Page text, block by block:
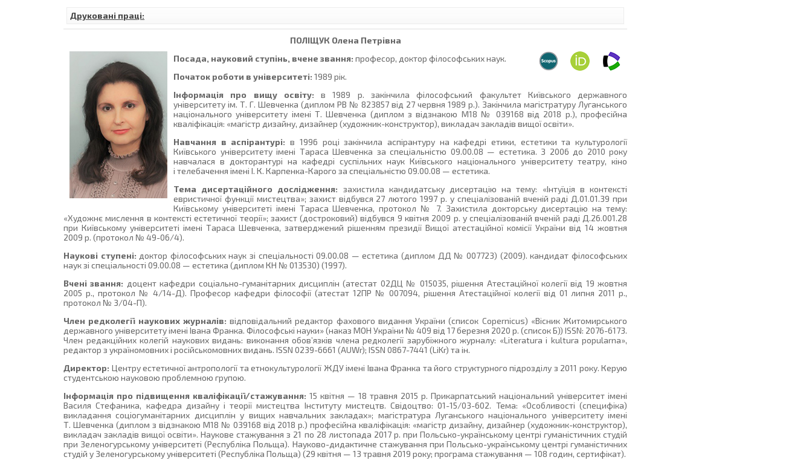
Друковані праці:
ПОЛІЩУК Олена Петрівна
Посада, науковий ступінь, вчене звання: професор, доктор філософських наук.
Початок роботи в університеті: 1989 рік.
Інформація про вищу освіту: в 1989 р. закінчила філософський факультет Київського державного
університету ім. Т. Г. Шевченка (диплом РВ № 823857 від 27 червня 1989 р.). Закінчила магістратуру Луганського
національного університету імені Т. Шевченка (диплом з відзнакою М18 № 039168 від 2018 р.), професійна
кваліфікація: «магістр дизайну, дизайнер (художник-конструктор), викладач закладів вищої освіти».
Навчання в аспірантурі: в 1996 році закінчила аспірантуру на кафедрі етики, естетики та культурології
Київського університету імені Тараса Шевченка за спеціальністю 09.00.08 — естетика. З 2006 до 2010 року
навчалася в докторантурі на кафедрі суспільних наук Київського національного університету театру, кіно
і телебачення імені І. К. Карпенка-Карого за спеціальністю 09.00.08 — естетика.
Тема дисертаційного дослідження: захистила кандидатську дисертацію на тему: «Інтуїція в контексті
евристичної функції мистецтва»; захист відбувся 27 лютого 1997 р. у спеціалізованій вченій раді Д.01.01.39 при
Київському університеті імені Тараса Шевченка, протокол № 7. Захистила докторську дисертацію на тему:
«Художнє мислення в контексті естетичної теорії»; захист (достроковий) відбувся 9 квітня 2009 р. у спеціалізованій вченій раді Д.26.001.28
при Київському університеті імені Тараса Шевченка, затверджений рішенням президії Вищої атестаційної комісії України від 14 жовтня
2009 р. (протокол № 49-06/4).
Наукові ступені: доктор філософських наук зі спеціальності 09.00.08 — естетика (диплом ДД № 007723) (2009). кандидат філософських
наук зі спеціальності 09.00.08 — естетика (диплом КН № 013530) (1997).
Вчені звання: доцент кафедри соціально-гуманітарних дисциплін (атестат 02ДЦ № 015035, рішення Атестаційної колегії від 19 жовтня
2005 р., протокол № 4/14-Д). Професор кафедри філософії (атестат 12ПР № 007094, рішення Атестаційної колегії від 01 липня 2011 р.,
протокол № 3/04-П).
Член редколегії наукових журналів: відповідальний редактор фахового видання України (список Copernicus) «Вісник Житомирського
державного університету імені Івана Франка. Філософські науки» (наказ МОН України № 409 від 17 березня 2020 р. (список Б)) ISSN: 2076-6173.
Член редакційних колегій наукових видань: виконання обов’язків члена редколегії зарубіжного журналу: «Literatura i kultura popularna»,
редактор з україномовних і російськомовних видань. ISSN 0239-6661 (AUWr); ISSN 0867-7441 (LiKr) та ін.
Директор: Центру естетичної антропології та етнокультурології ЖДУ імені Івана Франка та його структурного підрозділу з 2011 року. Керую
студентською науковою проблемною групою.
Інформація про підвищення кваліфікації/стажування: 15 квітня — 18 травня 2015 р. Прикарпатський національний університет імені
Василя Стефаника, кафедра дизайну і теорії мистецтва Інституту мистецтв. Свідоцтво: 01-15/03-602. Тема: «Особливості (специфіка)
викладання соціогуманітарних дисциплін у вищих навчальних закладах»; магістратура Луганського національного університету імені
Т. Шевченка (диплом з відзнакою М18 № 039168 від 2018 р.) професійна кваліфікація: «магістр дизайну, дизайнер (художник-конструктор),
викладач закладів вищої освіти». Наукове стажування з 21 по 28 листопада 2017 р. при Польсько-українському центрі гуманістичних студій
при Зеленогурському університеті (Республіка Польща). Науково-дидактичне стажування при Польсько-українському центрі гуманістичних
студій у Зеленогурському університеті (Республіка Польща) (29 квітня — 13 травня 2019 року; програма стажування — 108 годин, сертифікат).